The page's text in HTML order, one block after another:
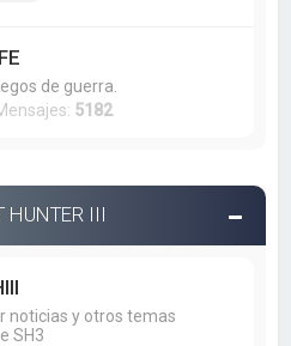
de guerra.
5182
HUNTER III
noticias y otros temas
SH3